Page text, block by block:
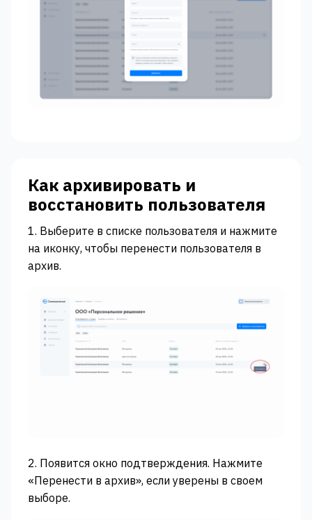
Как архивировать и
восстановить пользователя
1. Выберите в списке пользователя и нажмите
на иконку, чтобы перенести пользователя в
архив.
2. Появится окно подтверждения. Нажмите
«Перенести в архив», если уверены в своем
выборе.